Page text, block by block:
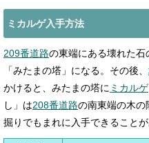
ミカルゲ入手方法
209番道路の東端にある壊れた石
「みたまの塔」になる。その後、
かけると、みたまの塔に ミカルゲ
し」は208番道路の南東端の木の
掘りでもまれに入手できることが